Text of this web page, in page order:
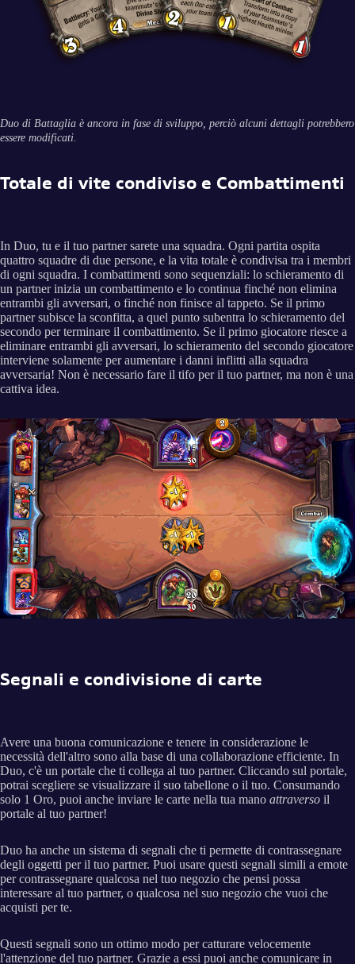
Duo di Battaglia è ancora in fase di sviluppo, perciò alcuni dettagli potrebbero
essere modificati.
Totale di vite condiviso e Combattimenti
In Duo, tu e il tuo partner sarete una squadra. Ogni partita ospita
quattro squadre di due persone, e la vita totale è condivisa tra i membri
di ogni squadra. I combattimenti sono sequenziali: lo schieramento di
un partner inizia un combattimento e lo continua finché non elimina
entrambi gli avversari, o finché non finisce al tappeto. Se il primo
partner subisce la sconfitta, a quel punto subentra lo schieramento del
secondo per terminare il combattimento. Se il primo giocatore riesce a
eliminare entrambi gli avversari, lo schieramento del secondo giocatore
interviene solamente per aumentare i danni inflitti alla squadra
avversaria! Non è necessario fare il tifo per il tuo partner, ma non è una
cattiva idea.
Segnali e condivisione di carte
Avere una buona comunicazione e tenere in considerazione le
necessità dell'altro sono alla base di una collaborazione efficiente. In
Duo, c'è un portale che ti collega al tuo partner. Cliccando sul portale,
potrai scegliere se visualizzare il suo tabellone o il tuo. Consumando
solo 1 Oro, puoi anche inviare le carte nella tua mano attraverso il
portale al tuo partner!
Duo ha anche un sistema di segnali che ti permette di contrassegnare
degli oggetti per il tuo partner. Puoi usare questi segnali simili a emote
per contrassegnare qualcosa nel tuo negozio che pensi possa
interessare al tuo partner, o qualcosa nel suo negozio che vuoi che
acquisti per te.
Questi segnali sono un ottimo modo per catturare velocemente
l'attenzione del tuo partner. Grazie a essi puoi anche comunicare in